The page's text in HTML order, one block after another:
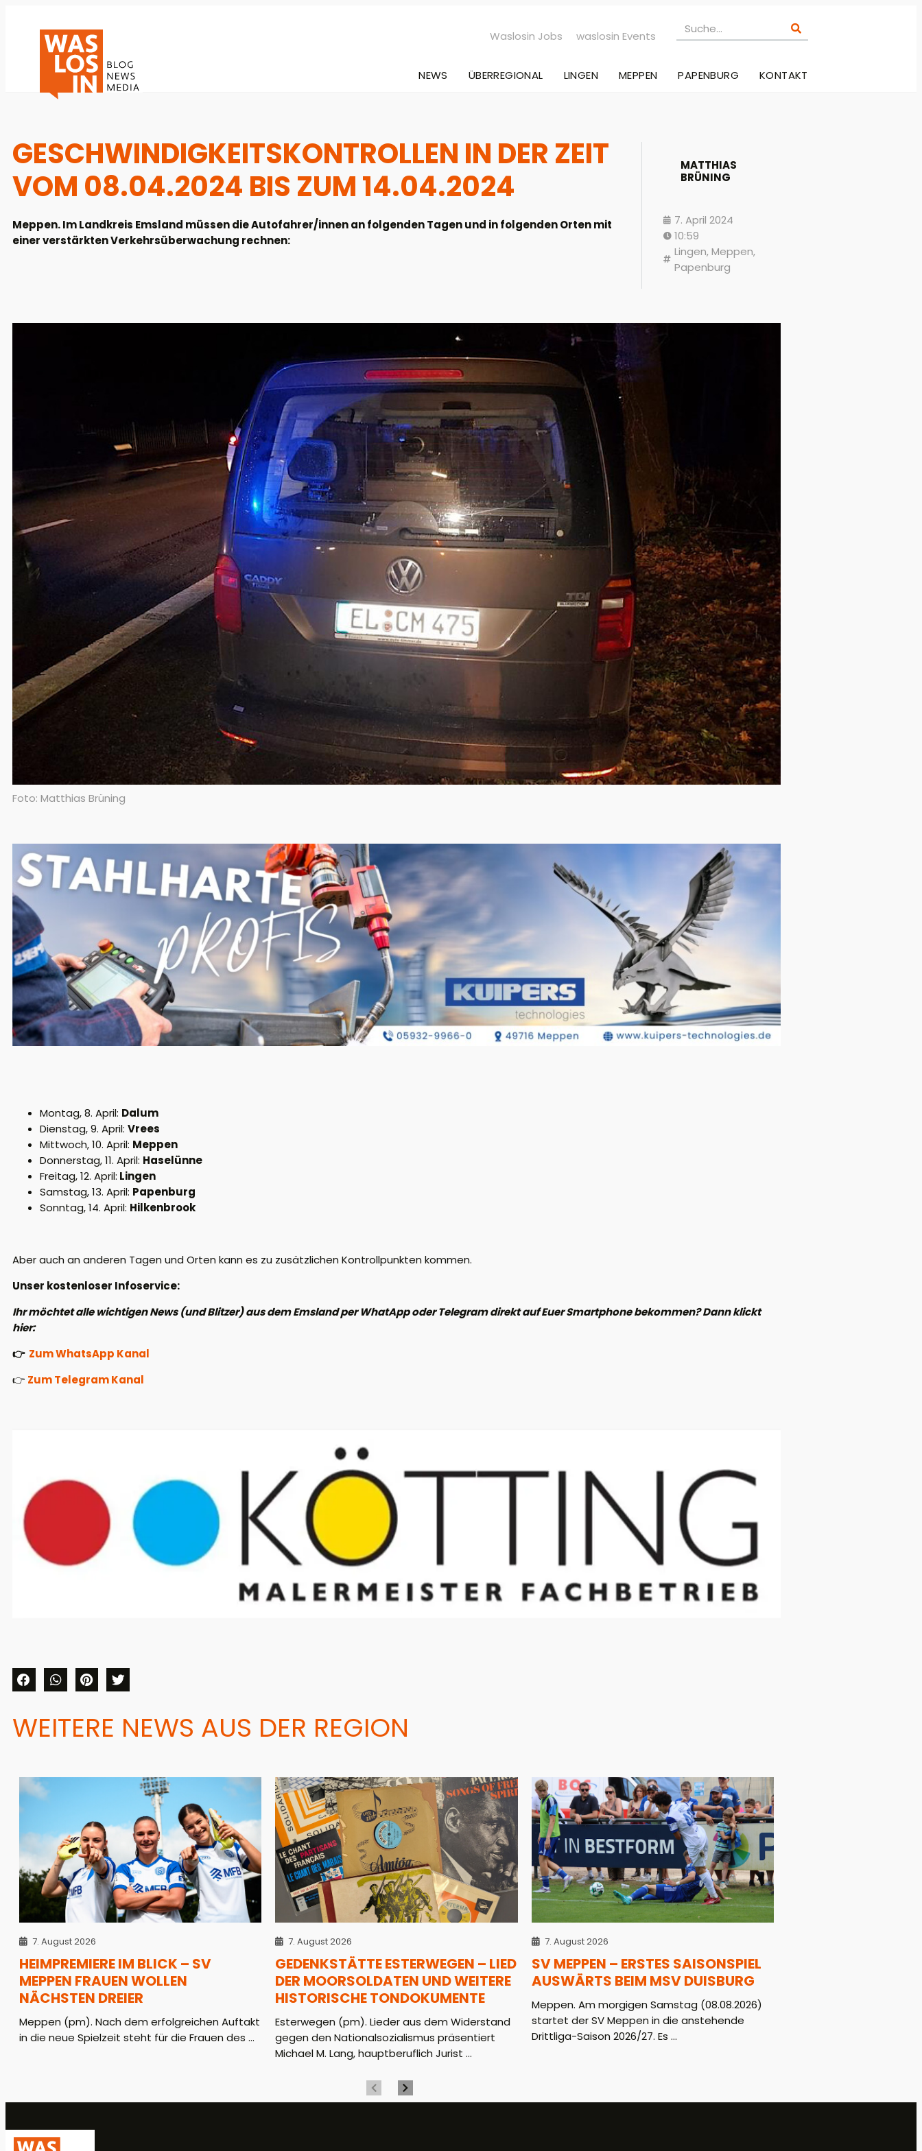
Waslosin Jobs waslosin Events
NEWS ÜBERREGIONAL LINGEN MEPPEN PAPENBURG KONTAKT
GESCHWINDIGKEITSKONTROLLEN IN DER ZEIT
VOM 08.04.2024 BIS ZUM 14.04.2024
Meppen. Im Landkreis Emsland müssen die Autofahrer/innen an folgenden Tagen und in folgenden Orten mit
einer verstärkten Verkehrsüberwachung rechnen:
MATTHIAS
BRÜNING
7. April 2024
10:59
Lingen,Meppen,
Papenburg
Foto: Matthias Brüning
Montag, 8. April: Dalum
Dienstag, 9. April: Vrees
Mittwoch, 10. April: Meppen
Donnerstag, 11. April: Haselünne
Freitag, 12. April: Lingen
Samstag, 13. April: Papenburg
Sonntag, 14. April: Hilkenbrook
Aber auch an anderen Tagen und Orten kann es zu zusätzlichen Kontrollpunkten kommen.
Unser kostenloser Infoservice:
Ihr möchtet alle wichtigen News (und Blitzer) aus dem Emsland per WhatApp oder Telegram direkt auf Euer Smartphone bekommen? Dann klickt
hier:
👉 Zum WhatsApp Kanal
👉 Zum Telegram Kanal
WEITERE NEWS AUS DER REGION
7. August 2026
HEIMPREMIERE IM BLICK – SV
MEPPEN FRAUEN WOLLEN
NÄCHSTEN DREIER
Meppen (pm). Nach dem erfolgreichen Auftakt
in die neue Spielzeit steht für die Frauen des ...
7. August 2026
GEDENKSTÄTTE ESTERWEGEN – LIED
DER MOORSOLDATEN UND WEITERE
HISTORISCHE TONDOKUMENTE
Esterwegen (pm). Lieder aus dem Widerstand
gegen den Nationalsozialismus präsentiert
Michael M. Lang, hauptberuflich Jurist ...
7. August 2026
SV MEPPEN – ERSTES SAISONSPIEL
AUSWÄRTS BEIM MSV DUISBURG
Meppen. Am morgigen Samstag (08.08.2026)
startet der SV Meppen in die anstehende
Drittliga-Saison 2026/27. Es ...